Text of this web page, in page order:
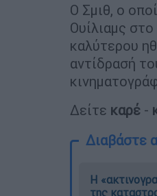
Ο Σμιθ, ο
Ουίλιαμς
καλύτερου
αντίδρασή
Δείτε καρέ -
Διαβάστε
Η
της